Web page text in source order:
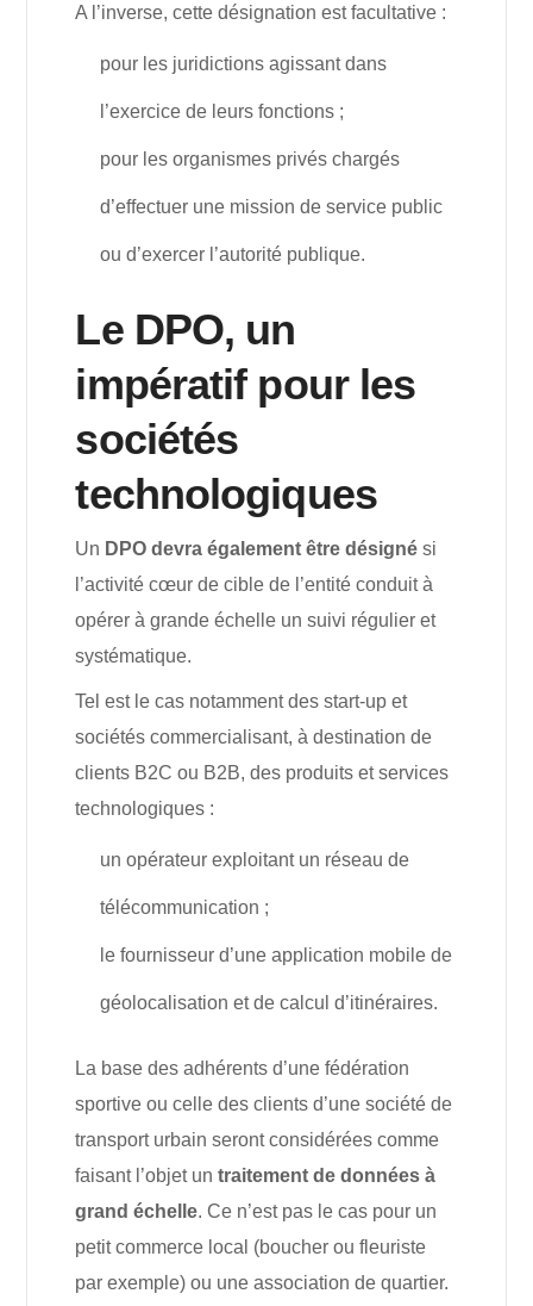
A l’inverse, cette désignation est facultative :
pour les juridictions agissant dans
l’exercice de leurs fonctions ;
pour les organismes privés chargés
d’effectuer une mission de service public
ou d’exercer l’autorité publique.
Le DPO, un
impératif pour les
sociétés
technologiques
Un DPO devra également être désigné si
l’activité cœur de cible de l’entité conduit à
opérer à grande échelle un suivi régulier et
systématique.
Tel est le cas notamment des start-up et
sociétés commercialisant, à destination de
clients B2C ou B2B, des produits et services
technologiques :
un opérateur exploitant un réseau de
télécommunication ;
le fournisseur d’une application mobile de
géolocalisation et de calcul d’itinéraires.
La base des adhérents d’une fédération
sportive ou celle des clients d’une société de
transport urbain seront considérées comme
faisant l’objet untraitement de données à
grand échelle. Ce n’est pas le cas pour un
petit commerce local (boucher ou fleuriste
par exemple) ou une association de quartier.